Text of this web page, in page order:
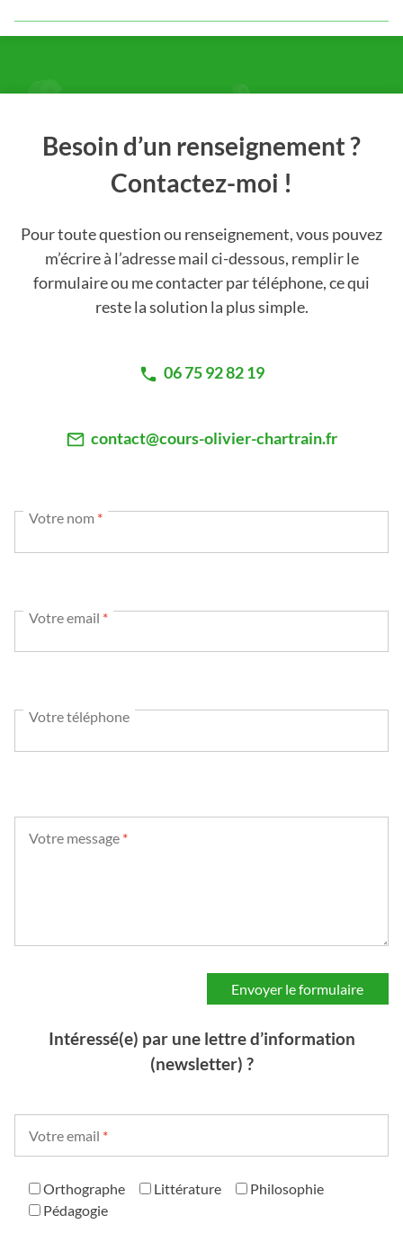
Besoin d’un renseignement ?
Contactez-moi !
Pour toute question ou renseignement, vous pouvez
m’écrire à l’adresse mail ci-dessous, remplir le
formulaire ou me contacter par téléphone, ce qui
reste la solution la plus simple.
06 75 92 82 19
contact@cours-olivier-chartrain.fr
Votre nom *
Votre email *
Votre téléphone
Votre message *
Intéressé(e) par une lettre d’information
(newsletter) ?
Votre email *
Orthographe Littérature
Philosophie
Pédagogie